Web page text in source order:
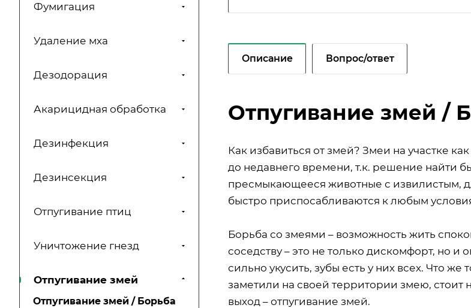
Описание Вопрос/ответ
Отпугивание змей /
Как избавиться от змей? Змеи на участке
до недавнего времени, т.к. решение найти
пресмыкающееся животные с извилистым,
быстро приспосабливаются к любым
Борьба со змеями – возможность жить
соседству – это не только дискомфорт, но
сильно укусить, зубы есть у них всех. Что
заметили на своей территории змею,
выход – отпугивание змей.
Фумигация
Удаление мха
Дезодорация
Акарицидная обработка
Дезинфекция
Дезинсекция
Отпугивание птиц
Уничтожение гнезд
Отпугивание змей
Отпугивание змей / Борьба